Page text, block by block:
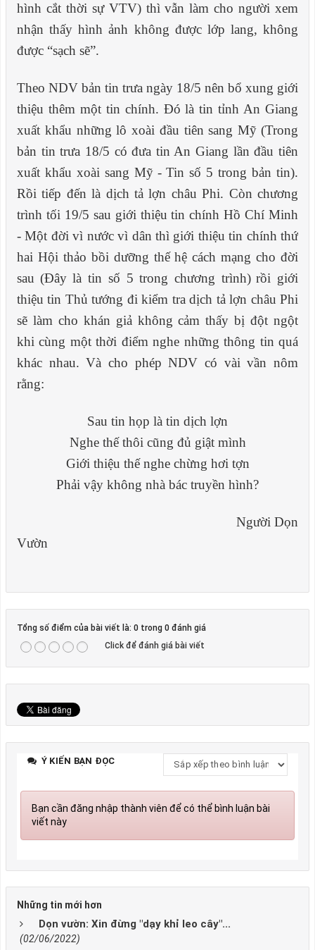
hình cắt thời sự VTV) thì vẫn làm cho người xem
nhận thấy hình ảnh không được lớp lang, không
được “sạch sẽ”.
Theo NDV bản tin trưa ngày 18/5 nên bổ xung giới
thiệu thêm một tin chính. Đó là tin tỉnh An Giang
xuất khẩu những lô xoài đầu tiên sang Mỹ (Trong
bản tin trưa 18/5 có đưa tin An Giang lần đầu tiên
xuất khẩu xoài sang Mỹ - Tin số 5 trong bản tin).
Rồi tiếp đến là dịch tả lợn châu Phi. Còn chương
trình tối 19/5 sau giới thiệu tin chính Hồ Chí Minh
- Một đời vì nước vì dân thì giới thiệu tin chính thứ
hai Hội thảo bồi dưỡng thế hệ cách mạng cho đời
sau (Đây là tin số 5 trong chương trình) rồi giới
thiệu tin Thủ tướng đi kiểm tra dịch tả lợn châu Phi
sẽ làm cho khán giả không cảm thấy bị đột ngột
khi cùng một thời điểm nghe những thông tin quá
khác nhau. Và cho phép NDV có vài vần nôm
rằng:
Sau tin họp là tin dịch lợn
Nghe thế thôi cũng đủ giật mình
Giới thiệu thế nghe chừng hơi tợn
Phải vậy không nhà bác truyền hình?
Người Dọn
Vườn
Tổng số điểm của bài viết là: 0 trong 0 đánh giá
Click để đánh giá bài viết
Ý KIẾN BẠN ĐỌC
Bạn cần đăng nhập thành viên để có thể bình luận bài
viết này
Những tin mới hơn
Dọn vườn: Xin đừng "dạy khỉ leo cây"...
(02/06/2022)